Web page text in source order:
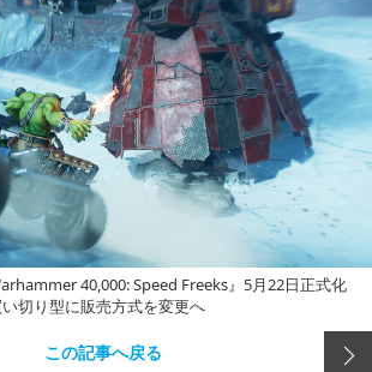
40,000: Speed Freeks』5月22日正式化
切り型に販売方式を変更へ
この記事へ戻る